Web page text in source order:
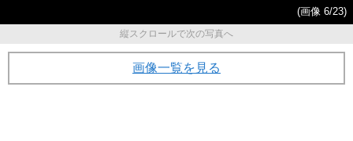
(画像 6/23)
縦スクロールで次の写真へ
画像一覧を見る